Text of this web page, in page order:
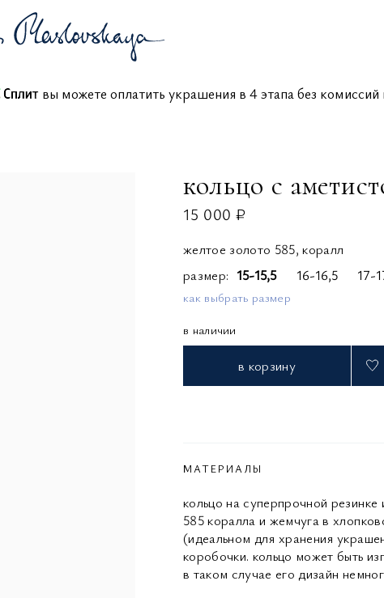
вы можете оплатить украшения в 4 этапа без
кольцо с
15 000 ₽
желтое золото 585, коралл
размер
15-15,5 16-16,5 17-
как выбрать размер
в наличии
в корзину
МАТЕРИАЛЫ
кольцо на суперпрочной резинке
585 коралла и жемчуга в
(идеальном для хранения
коробочки. кольцо может быть
в таком случае его дизайн